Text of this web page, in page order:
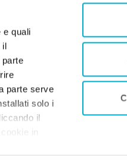
e quali
il
parte serve
solo i
il
Condizioni di
Contratto di